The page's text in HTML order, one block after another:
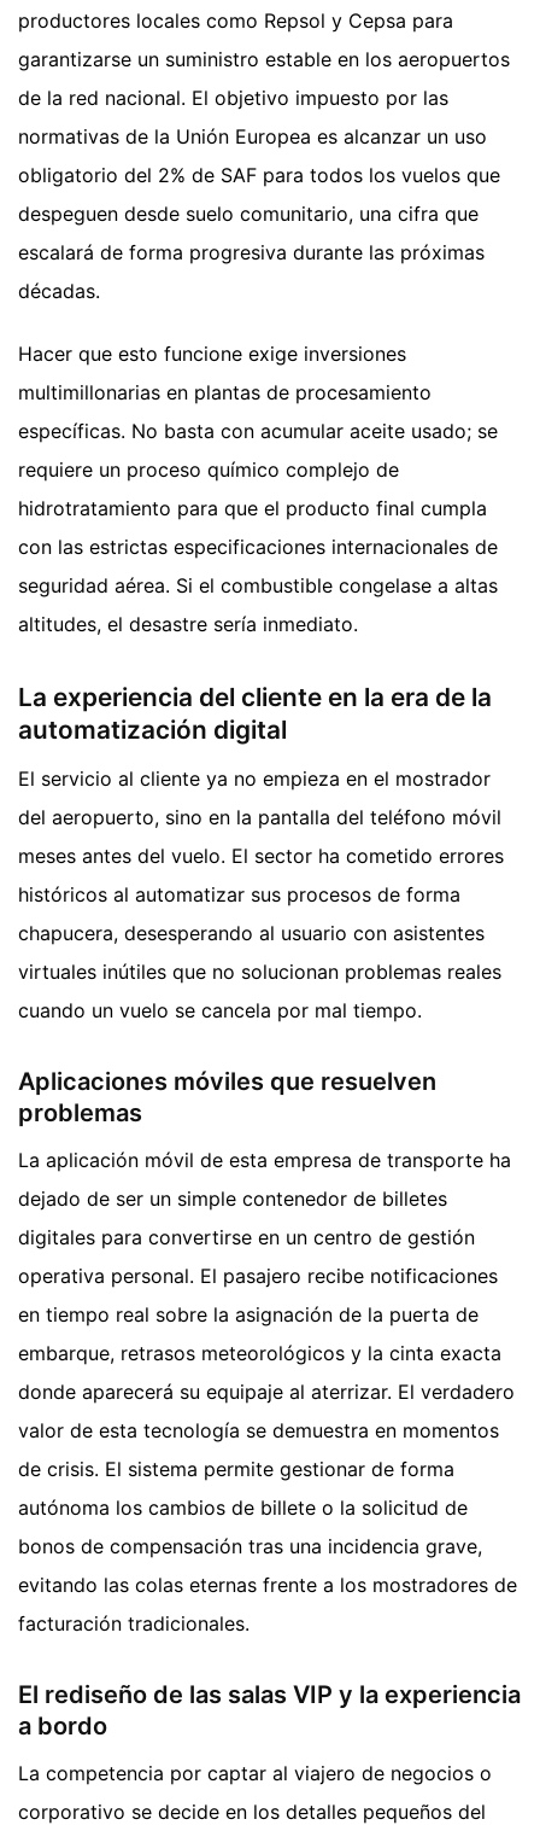
productores locales como Repsol y Cepsa para
garantizarse un suministro estable en los aeropuertos
de la red nacional. El objetivo impuesto por las
normativas de la Unión Europea es alcanzar un uso
obligatorio del 2% de SAF para todos los vuelos que
despeguen desde suelo comunitario, una cifra que
escalará de forma progresiva durante las próximas
décadas.
Hacer que esto funcione exige inversiones
multimillonarias en plantas de procesamiento
específicas. No basta con acumular aceite usado; se
requiere un proceso químico complejo de
hidrotratamiento para que el producto final cumpla
con las estrictas especificaciones internacionales de
seguridad aérea. Si el combustible congelase a altas
altitudes, el desastre sería inmediato.
La experiencia del cliente en la era de la
automatización digital
El servicio al cliente ya no empieza en el mostrador
del aeropuerto, sino en la pantalla del teléfono móvil
meses antes del vuelo. El sector ha cometido errores
históricos al automatizar sus procesos de forma
chapucera, desesperando al usuario con asistentes
virtuales inútiles que no solucionan problemas reales
cuando un vuelo se cancela por mal tiempo.
Aplicaciones móviles que resuelven
problemas
La aplicación móvil de esta empresa de transporte ha
dejado de ser un simple contenedor de billetes
digitales para convertirse en un centro de gestión
operativa personal. El pasajero recibe notificaciones
en tiempo real sobre la asignación de la puerta de
embarque, retrasos meteorológicos y la cinta exacta
donde aparecerá su equipaje al aterrizar. El verdadero
valor de esta tecnología se demuestra en momentos
de crisis. El sistema permite gestionar de forma
autónoma los cambios de billete o la solicitud de
bonos de compensación tras una incidencia grave,
evitando las colas eternas frente a los mostradores de
facturación tradicionales.
El rediseño de las salas VIP y la experiencia
a bordo
La competencia por captar al viajero de negocios o
corporativo se decide en los detalles pequeños del